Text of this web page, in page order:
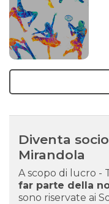
Diventa
Mirandola
A scopo di lucro -
far parte della
sono riservate ai